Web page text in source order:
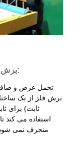
برش کویل فلزی برای دستگاه برش فلز:
تحمل عرض و صافی
برش فلز از یک
ثابت) برای
استفاده می کند
منحرف نمی شود